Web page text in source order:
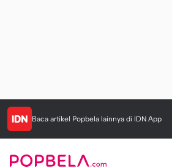
Baca artikel Popbela lainnya di IDN App